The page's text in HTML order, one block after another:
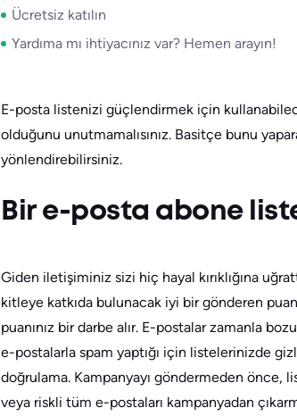
Ücretsiz katılın
Yardıma mı ihtiyacınız var? Hemen arayın!
E-posta listenizi güçlendirmek için
olduğunu unutmamalısınız. Basitçe bunu
yönlendirebilirsiniz.
Bir e-posta abone
Giden iletişiminiz sizi hiç hayal kırıklığına
kitleye katkıda bulunacak iyi bir gönderen
puanınız bir darbe alır. E-postalar zamanla
e-postalarla spam yaptığı için listelerinizde
doğrulama. Kampanyayı göndermeden önce,
veya riskli tüm e-postaları kampanyadan